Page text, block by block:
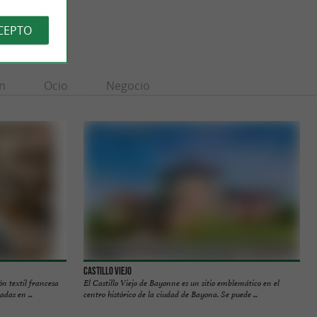
Ocio Negocio
textil francesa
en ...
Castillo Viejo
El Castillo Viejo de Bayonne es un sitio emblemático en el
centro histórico de la ciudad de Bayona. Se puede ...